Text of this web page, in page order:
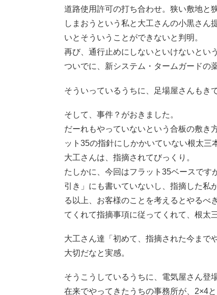
道路使用許可の打ち合わせ。狭い敷地と
しまおうという私と大工さんの小黒さん
いとそういうことができないと判明。
再び、通行止めにしないといけないとい
ついでに、新システム・タームガードの
そういっているうちに、足場屋さんもき
そして、事件？がおきました。
だーれもやっていないという合板の敷き
ット35の指針にしかかいていない根太三
大工さんは、指摘されてびっくり。
たしかに、今回はフラット35ベースで
引き」にも書いていないし、指摘した私
る以上、お客様のことを考えるとやるべ
てくれて指摘事項に従ってくれて、根太
大工さん達「初めて、指摘された今まで
大切だなと実感。
そうこうしているうちに、電気屋さん登場
在来でやってきたうちの事務所が、2×4